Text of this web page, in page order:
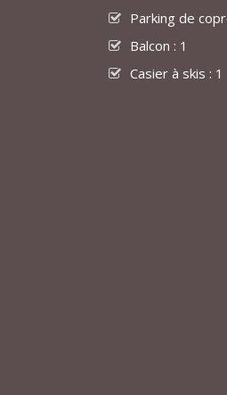
Parking de
Balcon : 1
Casier à skis : 1